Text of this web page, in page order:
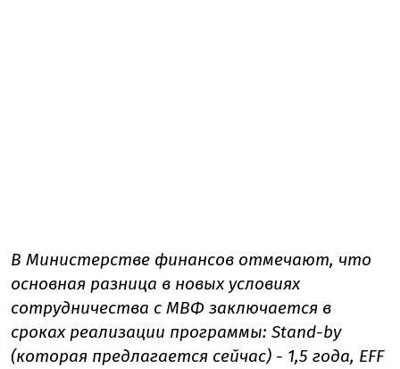
В Министерстве финансов отмечают, что
основная разница в новых условиях
сотрудничества с МВФ заключается в
сроках реализации программы: Stand-by
(которая предлагается сейчас) - 1,5 года, EFF